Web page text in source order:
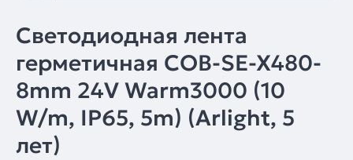
Светодиодная лента
герметичная COB-SE-X480-
8mm 24V Warm3000 (10
W/m, IP65, 5m) (Arlight, 5
лет)